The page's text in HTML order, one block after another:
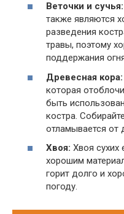
Веточки и сучья:
также являются
разведения
травы, поэтому
поддержания
Древесная кора:
которая
быть
костра.
отламывается от
Хвоя: Хвоя сухих
хорошим
горит долго и
погоду.